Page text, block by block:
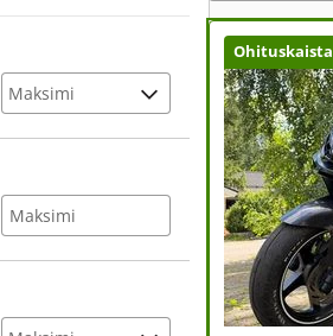
Ohituskaista